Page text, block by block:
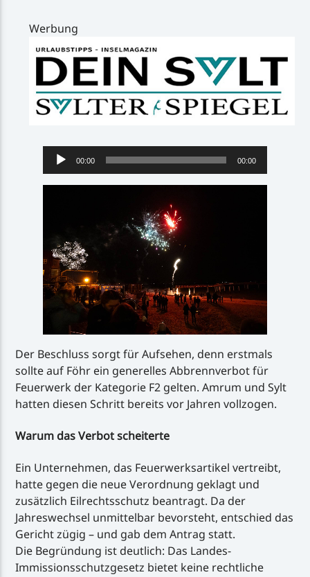
Werbung
Audio-
Player
00:00 00:00
Der Beschluss sorgt für Aufsehen, denn erstmals
sollte auf Föhr ein generelles Abbrennverbot für
Feuerwerk der Kategorie F2 gelten. Amrum und Sylt
hatten diesen Schritt bereits vor Jahren vollzogen.
Warum das Verbot scheiterte
Ein Unternehmen, das Feuerwerksartikel vertreibt,
hatte gegen die neue Verordnung geklagt und
zusätzlich Eilrechtsschutz beantragt. Da der
Jahreswechsel unmittelbar bevorsteht, entschied das
Gericht zügig – und gab dem Antrag statt.
Die Begründung ist deutlich: Das Landes-
Immissionsschutzgesetz bietet keine rechtliche